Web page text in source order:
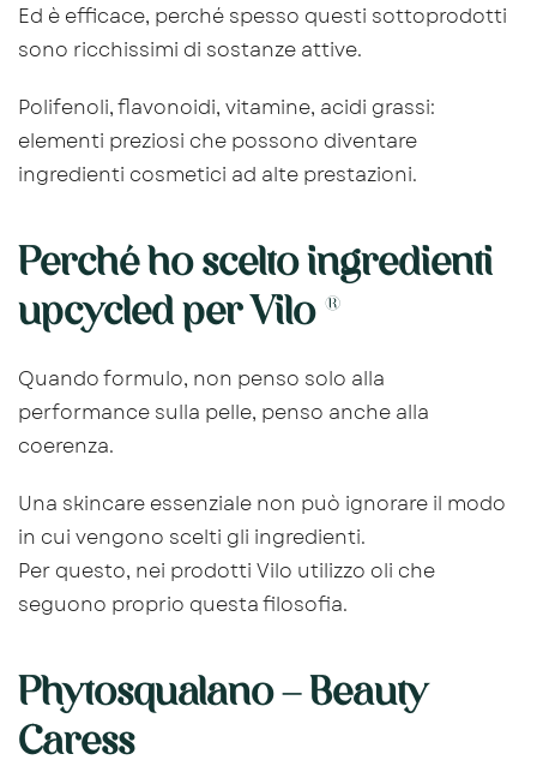
Ed è efficace, perché spesso questi sottoprodotti
sono ricchissimi di sostanze attive.
Polifenoli, flavonoidi, vitamine, acidi grassi:
elementi preziosi che possono diventare
ingredienti cosmetici ad alte prestazioni.
Perché ho scelto ingredienti
upcycled per Vilo®
Quando formulo, non penso solo alla
performance sulla pelle, penso anche alla
coerenza.
Una skincare essenziale non può ignorare il modo
in cui vengono scelti gli ingredienti.
Per questo, nei prodotti Vilo utilizzo oli che
seguono proprio questa filosofia.
Phytosqualano – Beauty
Caress